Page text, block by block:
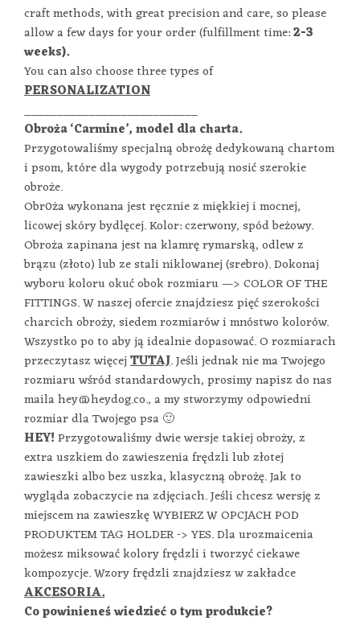
craft methods, with great precision and care, so please
allow a few days for your order (fulfillment time:2-3
weeks).
You can also choose three types of
PERSONALIZATION
___________________________
Obroża ‘Carmine’, model dla charta.
Przygotowaliśmy specjalną obrożę dedykowaną chartom
i psom, które dla wygody potrzebują nosić szerokie
obroże.
Obr0ża wykonana jest ręcznie z miękkiej i mocnej,
licowej skóry bydlęcej. Kolor: czerwony, spód beżowy.
Obroża zapinana jest na klamrę rymarską, odlew z
brązu (złoto) lub ze stali niklowanej (srebro). Dokonaj
wyboru koloru okuć obok rozmiaru —> COLOR OF THE
FITTINGS. W naszej ofercie znajdziesz pięć szerokości
charcich obroży, siedem rozmiarów i mnóstwo kolorów.
Wszystko po to aby ją idealnie dopasować. O rozmiarach
przeczytasz więcejTUTAJ. Jeśli jednak nie ma Twojego
rozmiaru wśród standardowych, prosimy napisz do nas
maila hey@heydog.co., a my stworzymy odpowiedni
rozmiar dla Twojego psa 🙂
HEY!Przygotowaliśmy dwie wersje takiej obroży, z
extra uszkiem do zawieszenia frędzli lub złotej
zawieszki albo bez uszka, klasyczną obrożę. Jak to
wygląda zobaczycie na zdjęciach. Jeśli chcesz wersję z
miejscem na zawieszkę WYBIERZ W OPCJACH POD
PRODUKTEM TAG HOLDER -> YES. Dla urozmaicenia
możesz miksować kolory frędzli i tworzyć ciekawe
kompozycje. Wzory frędzli znajdziesz w zakładce
AKCESORIA.
Co powinieneś wiedzieć o tym produkcie?